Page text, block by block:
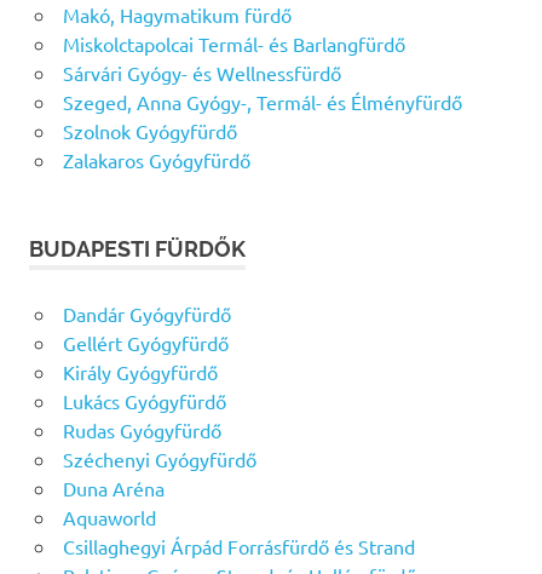
Makó, Hagymatikum fürdő
Miskolctapolcai Termál- és Barlangfürdő
Sárvári Gyógy- és Wellnessfürdő
Szeged, Anna Gyógy-, Termál- és Élményfürdő
Szolnok Gyógyfürdő
Zalakaros Gyógyfürdő
BUDAPESTI FÜRDŐK
Dandár Gyógyfürdő
Gellért Gyógyfürdő
Király Gyógyfürdő
Lukács Gyógyfürdő
Rudas Gyógyfürdő
Széchenyi Gyógyfürdő
Duna Aréna
Aquaworld
Csillaghegyi Árpád Forrásfürdő és Strand